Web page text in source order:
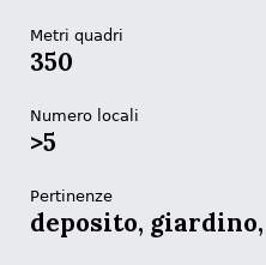
Metri quadri
350
Numero locali
>5
Pertinenze
deposito,